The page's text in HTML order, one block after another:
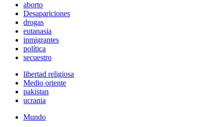
aborto
Desapariciones
drogas
eutanasia
inmigrantes
política
secuestro
libertad religiosa
Medio oriente
pakistan
ucrania
Mundo